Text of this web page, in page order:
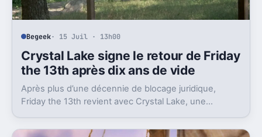
Begeek· 15 Juil · 13h00
Crystal Lake signe le retour de Friday
the 13th après dix ans de vide
Après plus d’une décennie de blocage juridique,
Friday the 13th revient avec Crystal Lake, une
décor.